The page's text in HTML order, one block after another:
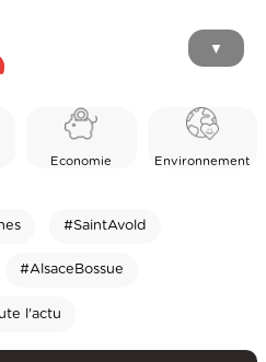
▼
Economie Environnement
#SaintAvold
#AlsaceBossue
l'actu